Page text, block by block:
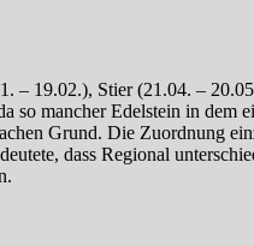
– 19.02.), Stier (21.04. –
mancher Edelstein in
Grund. Die Zuordnung
dass Regional